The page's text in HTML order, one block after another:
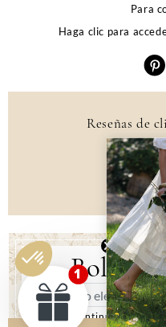
Para
Haga clic para
Reseñas de
Boletín
Al continuar,